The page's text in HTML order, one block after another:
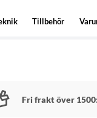
Tillbehör
Fri frakt över